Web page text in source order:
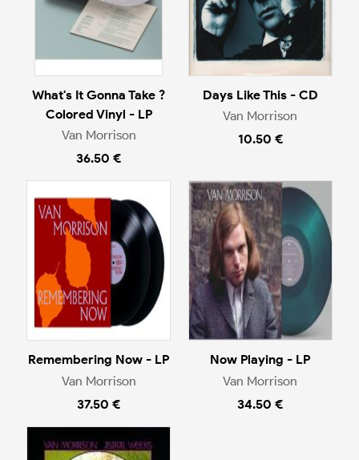
What's It Gonna Take ?
Colored Vinyl - LP
Van Morrison
36.50 €
Days Like This - CD
Van Morrison
10.50 €
Remembering Now - LP
Van Morrison
37.50 €
Now Playing - LP
Van Morrison
34.50 €